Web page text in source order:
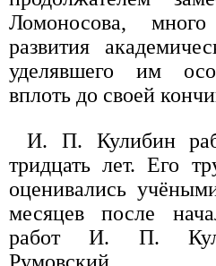
Ломоносова,
развития
уделявшего им
вплоть до своей
И. П. Кулибин
тридцать лет. Его
оценивались
месяцев после
работ И. П.